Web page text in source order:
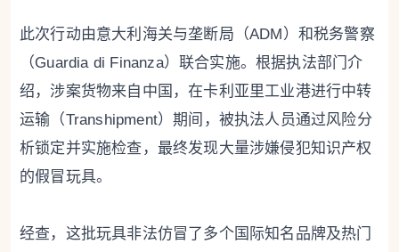
此次行动由意大利海关与垄断局（ADM）和税务警察
（Guardia di Finanza）联合实施。根据执法部门介
绍，涉案货物来自中国，在卡利亚里工业港进行中转
运输（Transhipment）期间，被执法人员通过风险分
析锁定并实施检查，最终发现大量涉嫌侵犯知识产权
的假冒玩具。
经查，这批玩具非法仿冒了多个国际知名品牌及热门